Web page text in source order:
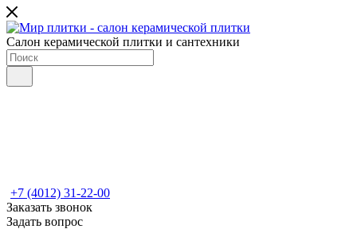
Салон керамической плитки и сантехники
+7 (4012) 31-22-00
Заказать звонок
Задать вопрос